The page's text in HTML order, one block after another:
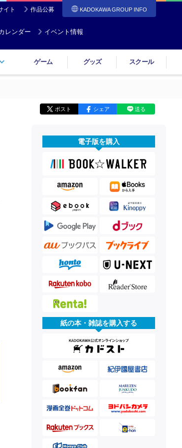
イト 作品公募 KADOKAWA GROUP INFO
レンダー イベント情報
ゲーム グッズ スクール
ポスト シェア 送る
電子版を購入
紙の本・雑誌を購入する